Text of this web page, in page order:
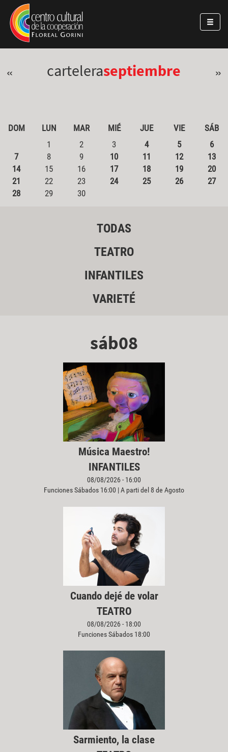
Pasar al contenido principal
Jump to main content
« carteleraseptiembre »
DOM LUN MAR MIÉ JUE VIE
SÁB
1
2 3 4 5
6
7
8 9 10 11 12
13
14
15 16 17 18 19
20
21
22 23 24 25 26
27
28
29 30
TODAS
TEATRO
INFANTILES
VARIETÉ
sáb08
Música Maestro!
INFANTILES
08/08/2026 - 16:00
Funciones Sábados 16:00 | A parti del 8 de Agosto
Cuando dejé de volar
TEATRO
08/08/2026 - 18:00
Funciones Sábados 18:00
Sarmiento, la clase